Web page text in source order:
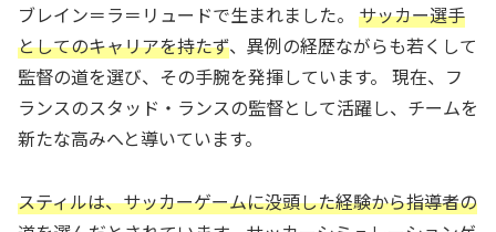
ブレイン＝ラ＝リュードで生まれました。 サッカー選手
としてのキャリアを持たず、異例の経歴ながらも若くして
監督の道を選び、その手腕を発揮しています。 現在、フ
ランスのスタッド・ランスの監督として活躍し、チームを
新たな高みへと導いています。
スティルは、サッカーゲームに没頭した経験から指導者の